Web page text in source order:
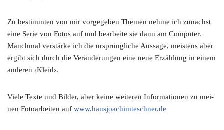
Zu bestimm­ten von mir vor­ge­ge­ben The­men neh­me ich zunächst
eine Serie von Fotos auf und bear­bei­te sie dann am Com­pu­ter.
Manch­mal ver­stär­ke ich die ursprüng­li­che Aus­sa­ge, meis­tens aber
ergibt sich durch die Ver­än­de­run­gen eine neue Erzäh­lung in einem
ande­ren ‹Kleid›.
Vie­le Tex­te und Bil­der, aber kei­ne wei­te­ren Infor­ma­tio­nen zu mei­
nen Foto­ar­bei­ten auf www.hansjoachimteschner.de